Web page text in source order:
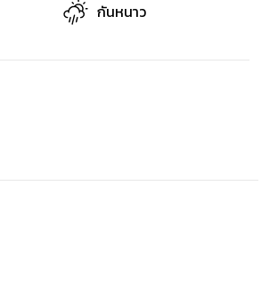
กันหนาว